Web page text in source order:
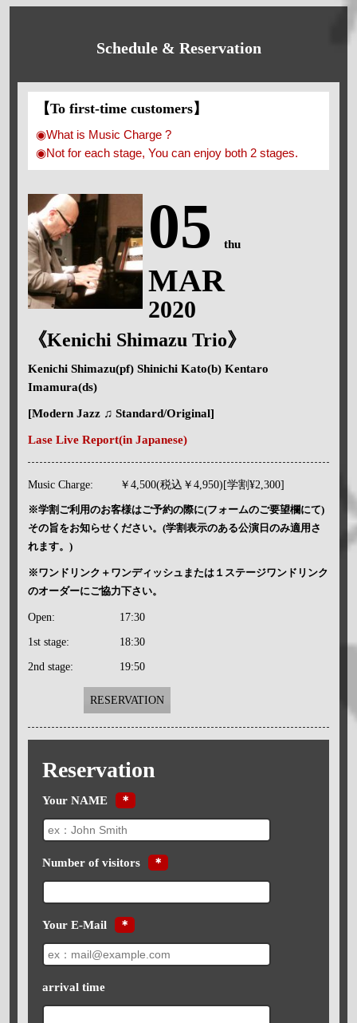
Schedule & Reservation
【To first-time customers】
◉What is Music Charge ?
◉Not for each stage, You can enjoy both 2 stages.
05 thu
MAR
2020
《Kenichi Shimazu Trio》
Kenichi Shimazu(pf) Shinichi Kato(b) Kentaro
Imamura(ds)
[Modern Jazz ♫ Standard/Original]
Lase Live Report(in Japanese)
Music Charge: ￥4,500(税込￥4,950)[学割¥2,300]
※学割ご利用のお客様はご予約の際に(フォームのご要望欄にて)
その旨をお知らせください。(学割表示のある公演日のみ適用さ
れます。)
※ワンドリンク＋ワンディッシュまたは１ステージワンドリンク
のオーダーにご協力下さい。
Open: 17:30
1st stage: 18:30
2nd stage: 19:50
RESERVATION
Reservation
Your NAME ＊
Number of visitors ＊
Your E-Mail ＊
arrival time